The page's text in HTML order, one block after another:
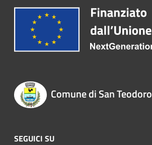
Comune di San Teodoro
SEGUICI SU